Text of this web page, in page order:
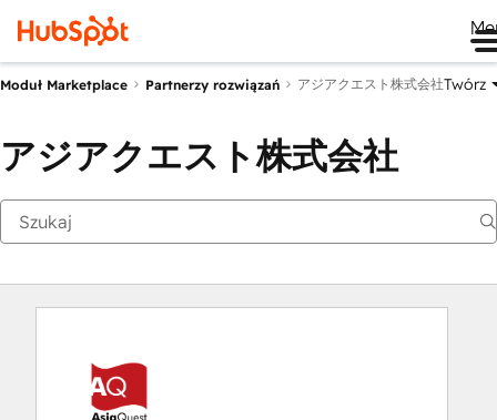
Moduł Marketplace Partnerzy rozwiązań アジアクエスト株式会社Twórz
アジアクエスト株式会社